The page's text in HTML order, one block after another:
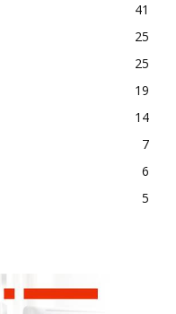
41
25
25
19
14
7
6
5